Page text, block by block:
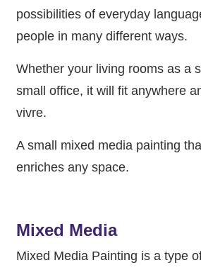
possibilities of everyday
people in many different ways.
Whether your living rooms as a
small office, it will fit anywhere
vivre.
A small mixed media painting
enriches any space.
Mixed Media
Mixed Media Painting is a type